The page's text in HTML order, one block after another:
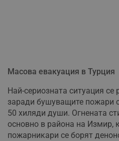
Масова евакуация в Турция
Най-сериозната ситуация се
заради бушуващите пожари
50 хиляди души. Огнената
основно в района на Измир,
пожарникари се борят